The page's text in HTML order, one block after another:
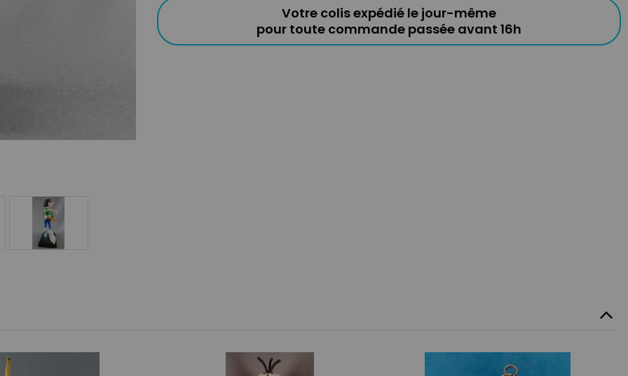
Votre colis expédié le jour-même
pour toute commande passée avant 16h